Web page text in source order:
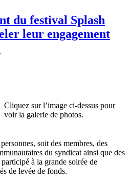
du festival Splash
leur engagement
Cliquez sur l’image ci-dessus pour
voir la galerie de photos.
soit des membres, des
du syndicat ainsi que des
à la grande soirée de
de levée de fonds.